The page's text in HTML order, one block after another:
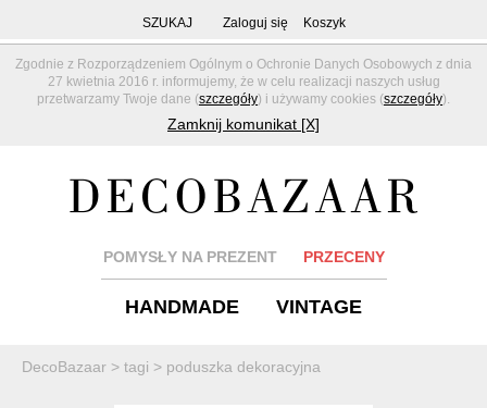
Zgodnie z Rozporządzeniem Ogólnym o Ochronie Danych Osobowych z dnia
27 kwietnia 2016 r. informujemy, że w celu realizacji naszych usług
przetwarzamy Twoje dane (szczegóły) i używamy cookies (szczegóły).
Zamknij komunikat [X]
SZUKAJ Zaloguj się Koszyk
POMYSŁY NA PREZENT PRZECENY
HANDMADE VINTAGE
DecoBazaar > tagi > poduszka dekoracyjna